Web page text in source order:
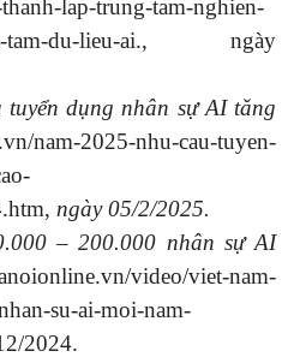
lap-trung-tam-nghien-
tam-du-lieu-ai., ngày
dụng nhân sự AI tăng
nam-2025-nhu-cau-tuyen-
ngày 05/2/2025.
– 200.000 nhân sự AI
video/viet-nam-
su-ai-moi-nam-
2024.